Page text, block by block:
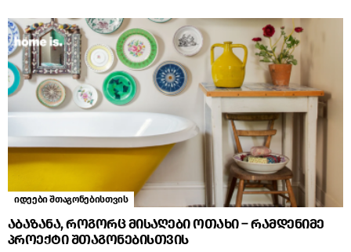
იდეები შთაგონებისთვის
აბაზანა, როგორც მისაღები ოთახი – რამდენიმე
პროექტი შთაგონებისთვის